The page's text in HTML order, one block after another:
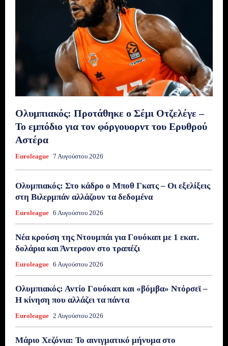
Ολυμπιακός: Προτάθηκε ο Σέμι Οτζελέγε –
Το εμπόδιο για τον φόργουορντ του Ερυθρού
Αστέρα
Euroleague 7 Αυγούστου 2026
Ολυμπιακός: Στο κάδρο ο Μποθ Γκατς – Οι εξελίξεις
στη Βιλερμπάν αλλάζουν τα δεδομένα
Euroleague 6 Αυγούστου 2026
Νέα κρούση της Ντουμπάι για Γουόκαπ με 1 εκατ.
δολάρια και Άντερσον στο τραπέζι
Euroleague 6 Αυγούστου 2026
Ολυμπιακός: Αντίο Γουόκαπ και «βόμβα» Ντόρσεϊ –
Η κίνηση που αλλάζει τα πάντα
Euroleague 2 Αυγούστου 2026
Μάριο Χεζόνια: Το αινιγματικό μήνυμα στο